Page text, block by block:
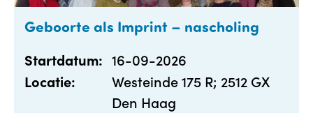
Geboorte als Imprint – nascholing
Startdatum: 16-09-2026
Locatie:
Westeinde 175 R; 2512 GX
Den Haag